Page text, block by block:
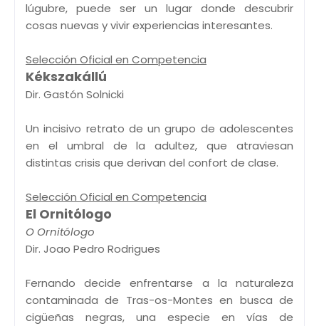
lúgubre, puede ser un lugar donde descubrir
cosas nuevas y vivir experiencias interesantes.
Selección Oficial en Competencia
Kékszakállú
Dir. Gastón Solnicki
Un incisivo retrato de un grupo de adolescentes
en el umbral de la adultez, que atraviesan
distintas crisis que derivan del confort de clase.
Selección Oficial en Competencia
El Ornitólogo
O Ornitólogo
Dir. Joao Pedro Rodrigues
Fernando decide enfrentarse a la naturaleza
contaminada de Tras-os-Montes en busca de
cigüeñas negras, una especie en vías de